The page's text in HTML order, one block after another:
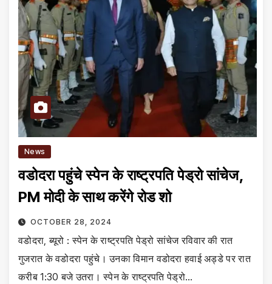
News
वडोदरा पहुंचे स्पेन के राष्ट्रपति पेड्रो सांचेज,
PM मोदी के साथ करेंगे रोड शो
OCTOBER 28, 2024
वडोदरा, ब्यूरो : स्पेन के राष्ट्रपति पेड्रो सांचेज रविवार की रात
गुजरात के वडोदरा पहुंचे। उनका विमान वडोदरा हवाई अड्डे पर रात
करीब 1:30 बजे उतरा। स्पेन के राष्ट्रपति पेड्रो…